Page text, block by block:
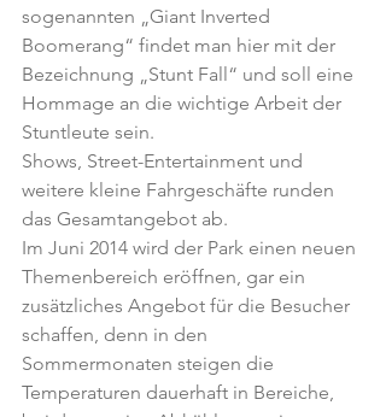
sogenannten „Giant Inverted
Boomerang“ findet man hier mit der
Bezeichnung „Stunt Fall“ und soll eine
Hommage an die wichtige Arbeit der
Stuntleute sein.
Shows, Street-Entertainment und
weitere kleine Fahrgeschäfte runden
das Gesamtangebot ab.
Im Juni 2014 wird der Park einen neuen
Themenbereich eröffnen, gar ein
zusätzliches Angebot für die Besucher
schaffen, denn in den
Sommermonaten steigen die
Temperaturen dauerhaft in Bereiche,